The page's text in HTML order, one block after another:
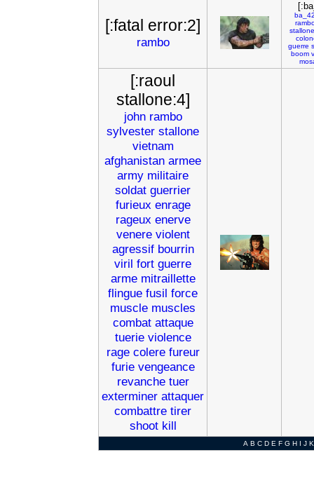
[:fatal error:2]
rambo
stallone
guerre
boom
[:raoul
stallone:4]
john rambo
sylvester stallone
vietnam
afghanistan armee
army militaire
soldat guerrier
furieux enrage
rageux enerve
venere violent
agressif bourrin
viril fort guerre
arme mitraillette
flingue fusil force
muscle muscles
combat attaque
tuerie violence
rage colere fureur
furie vengeance
revanche tuer
exterminer attaquer
combattre tirer
shoot kill
A B C D E F G H I J K